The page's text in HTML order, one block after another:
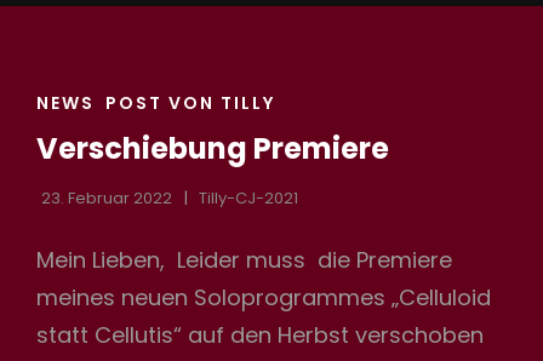
CAT
NEWS POST VON TILLY
Verschiebung Premiere
23. Februar 2022 Tilly-CJ-2021
Mein Lieben, Leider muss die Premiere
meines neuen Soloprogrammes „Celluloid
statt Cellutis“ auf den Herbst verschoben